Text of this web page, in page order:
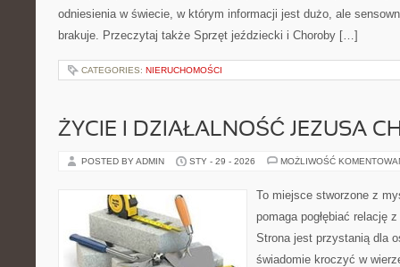
odniesienia w świecie, w którym informacji jest dużo, ale
brakuje. Przeczytaj także Sprzęt jeździecki i Choroby […]
CATEGORIES: NIERUCHOMOŚCI
ŻYCIE I DZIAŁALNOŚĆ JEZUSA
POSTED BY ADMIN STY - 29 - 2026 MOŻLIWOŚĆ
To miejsce stworzone z
pomaga pogłębiać relację
Strona jest przystanią dla
świadomie kroczyć w